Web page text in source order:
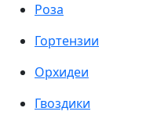
Роза
Гортензии
Орхидеи
Гвоздики